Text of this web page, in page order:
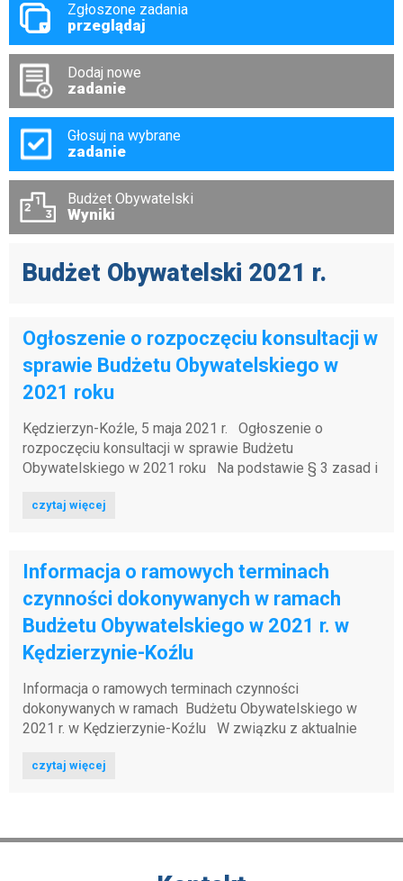
Zgłoszone zadania
przeglądaj
Dodaj nowe
zadanie
Głosuj na wybrane
zadanie
Budżet Obywatelski
Wyniki
Budżet Obywatelski 2021 r.
Ogłoszenie o rozpoczęciu konsultacji w
sprawie Budżetu Obywatelskiego w
2021 roku
Kędzierzyn-Koźle, 5 maja 2021 r. Ogłoszenie o
rozpoczęciu konsultacji w sprawie Budżetu
Obywatelskiego w 2021 roku Na podstawie § 3 zasad i
Obywatelskiego...
czytaj więcej
Informacja o ramowych terminach
czynności dokonywanych w ramach
Budżetu Obywatelskiego w 2021 r. w
Kędzierzynie-Koźlu
Informacja o ramowych terminach czynności
dokonywanych w ramach Budżetu Obywatelskiego w
2021 r. w Kędzierzynie-Koźlu W związku z aktualnie
czynności dokonywanych w ramach...
czytaj więcej